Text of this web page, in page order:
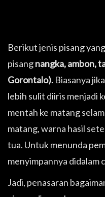
Berikut jenis pisang
pisangnangka, ambon,
Gorontalo). Biasanya
lebih sulit diiris menjadi
mentah ke matang
matang, warna hasil
tua. Untuk menunda
menyimpannya didalam
Jadi, penasaran